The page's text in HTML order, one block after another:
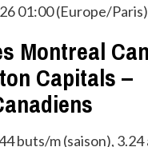
01:00 (Europe/
Montreal
Capitals –
buts/m (saison), 3.24